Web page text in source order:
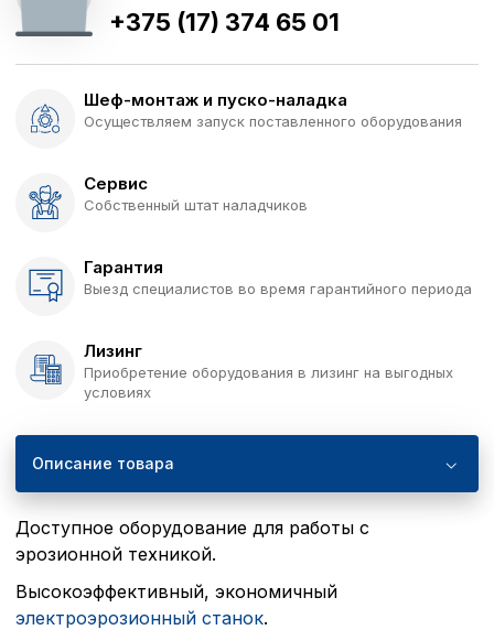
+375 (17) 374 65 01
Шеф-монтаж и пуско-наладка
Осуществляем запуск поставленного оборудования
Сервис
Собственный штат наладчиков
Гарантия
Выезд специалистов во время гарантийного периода
Лизинг
Приобретение оборудования в лизинг на выгодных
условиях
Описание товара
Доступное оборудование для работы с
эрозионной техникой.
Высокоэффективный, экономичный
электроэрозионный станок.